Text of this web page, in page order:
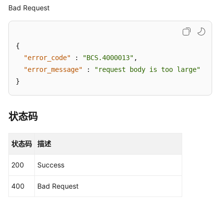
码
查
息
查
Bad Request
{
"error_code"
: "BCS.4000013" ,
"error_message"
:
"request body is too large"
}
状态码
状态码 描述
200 Success
400 Bad Request